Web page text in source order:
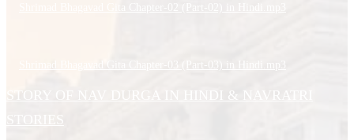
Shrimad Bhagavad Gita Chapter-03 (Part-03) in Hindi.mp3
STORY OF NAV DURGA IN HINDI & NAVRATRI
STORIES